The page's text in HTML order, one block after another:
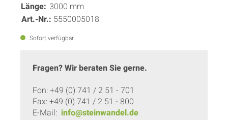
Länge: 3000 mm
Art.-Nr.: 5550005018
Sofort verfügbar
Fragen? Wir beraten Sie gerne.
Fon: +49 (0) 741 / 2 51 - 701
Fax: +49 (0) 741 / 2 51 - 800
E-Mail: info@steinwandel.de